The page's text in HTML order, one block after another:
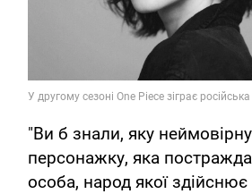
"Ви б знали, яку
персонажку, яка
особа, народ якої